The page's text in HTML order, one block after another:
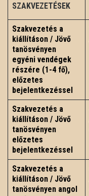
SZAKVEZETÉSEK
Szakvezetés a
kiállításon / Jövő
tanösvényen
egyéni vendégek
részére (1-4 fő),
előzetes
bejelentkezéssel
Szakvezetés a
kiállításon / Jövő
tanösvényen
előzetes
bejelentkezéssel
Szakvezetés a
kiállításon / Jövő
tanösvényen angol